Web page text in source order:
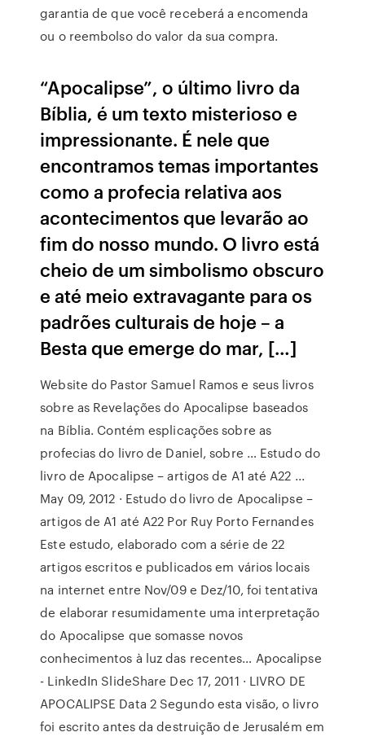
garantia de que você receberá a encomenda
ou o reembolso do valor da sua compra.
“Apocalipse”, o último livro da
Bíblia, é um texto misterioso e
impressionante. É nele que
encontramos temas importantes
como a profecia relativa aos
acontecimentos que levarão ao
fim do nosso mundo. O livro está
cheio de um simbolismo obscuro
e até meio extravagante para os
padrões culturais de hoje – a
Besta que emerge do mar, […]
Website do Pastor Samuel Ramos e seus livros
sobre as Revelações do Apocalipse baseados
na Bíblia. Contém esplicações sobre as
profecias do livro de Daniel, sobre … Estudo do
livro de Apocalipse – artigos de A1 até A22 ...
May 09, 2012 · Estudo do livro de Apocalipse –
artigos de A1 até A22 Por Ruy Porto Fernandes
Este estudo, elaborado com a série de 22
artigos escritos e publicados em vários locais
na internet entre Nov/09 e Dez/10, foi tentativa
de elaborar resumidamente uma interpretação
do Apocalipse que somasse novos
conhecimentos à luz das recentes… Apocalipse
- LinkedIn SlideShare Dec 17, 2011 · LIVRO DE
APOCALIPSE Data 2 Segundo esta visão, o livro
foi escrito antes da destruição de Jerusalém em